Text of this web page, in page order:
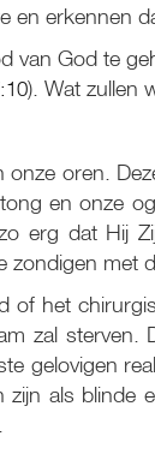
erkennen
God te
). Wat zullen
oren.
en onze
erg dat Hij
met
het
zal
gelovigen
als